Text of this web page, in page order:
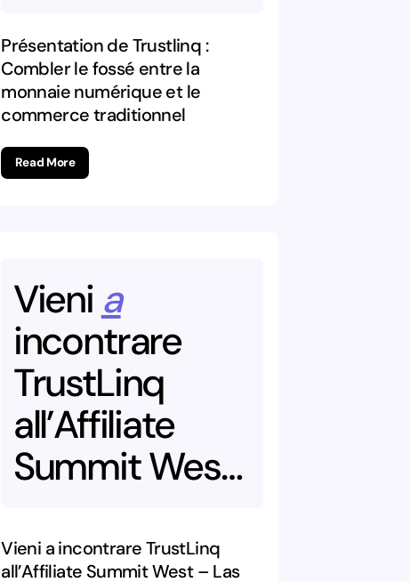
lecommerce
traditionnel
Présentation de Trustlinq :
Combler le fossé entre la
monnaie numérique et le
commerce traditionnel
Read More
Vieni a
incontrare
TrustLinq
all’Affiliate
SummitWest
Vieni a incontrare TrustLinq
all’Affiliate Summit West – Las